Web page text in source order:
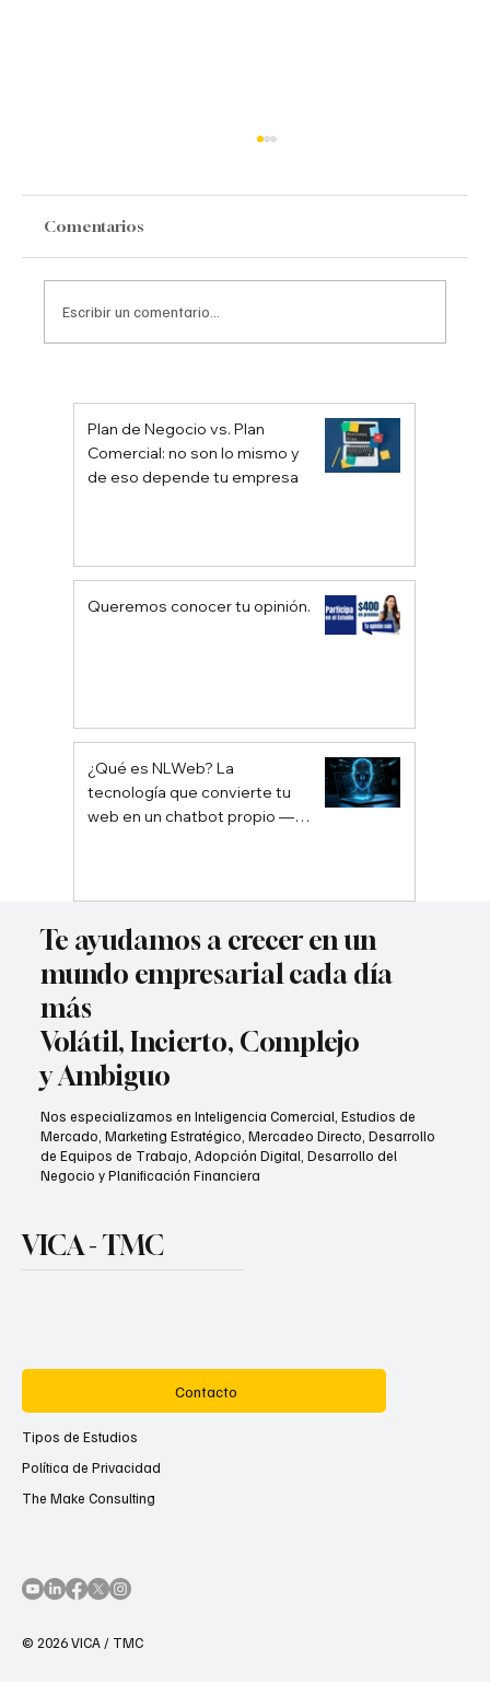
Economías Estancadas, con Inflación o
Recesión
Comentarios
Escribir un comentario...
Plan de Negocio vs. Plan
Comercial: no son lo mismo y
de eso depende tu empresa
Queremos conocer tu opinión.
¿Qué es NLWeb? La
tecnología que convierte tu
web en un chatbot propio —
Te ayudamos a crecer en un
mundo empresarial cada día
más
Volátil, Incierto, Complejo
y Ambiguo
Nos especializamos en Inteligencia Comercial, Estudios de
Mercado, Marketing Estratégico, Mercadeo Directo, Desarrollo
de Equipos de Trabajo, Adopción Digital, Desarrollo del
Negocio y Planificación Financiera
VICA - TMC
Contacto
Tipos de Estudios
Política de Privacidad
The Make Consulting
© 2026 VICA / TMC